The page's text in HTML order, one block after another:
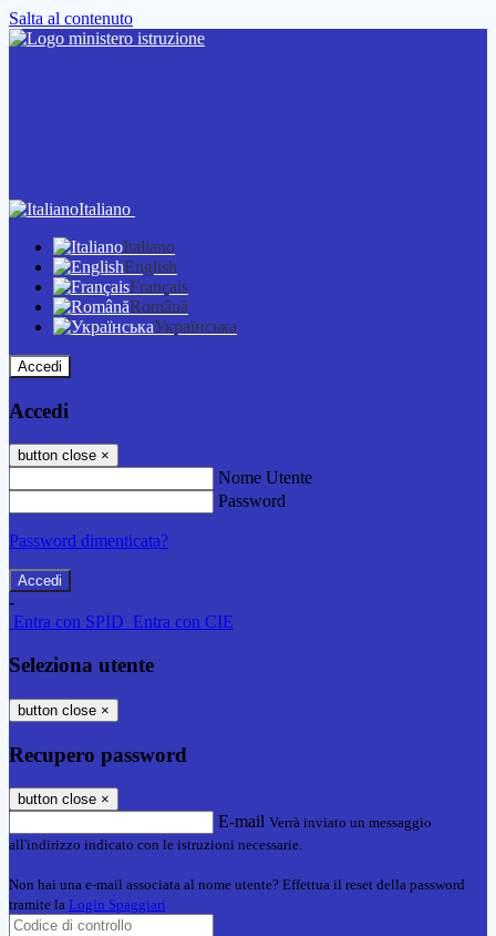
Salta al contenuto
Italiano
Italiano
English
Français
Română
Українська
Accedi
Accedi
button close ×
Nome Utente
Password
Password dimenticata?
-
Entra con SPID Entra con CIE
Seleziona utente
button close ×
Recupero password
button close ×
E-mail Verrà inviato un messaggio
all'indirizzo indicato con le istruzioni necessarie.
Non hai una e-mail associata al nome utente? Effettua il reset della password
tramite la Login Spaggiari